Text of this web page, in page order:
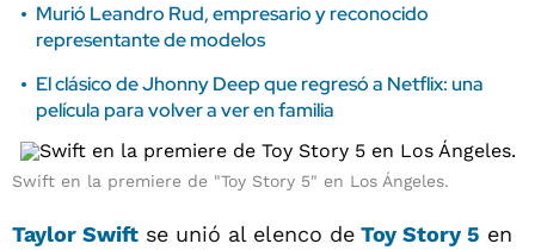
Murió Leandro Rud, empresario y reconocido
representante de modelos
El clásico de Jhonny Deep que regresó a Netflix: una
película para volver a ver en familia
Swift en la premiere de "Toy Story 5" en Los Ángeles.
Taylor Swift se unió al elenco de Toy Story 5 en